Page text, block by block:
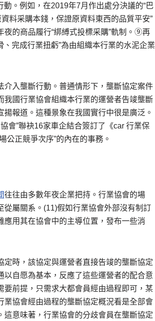
動。例如，在2019年7月作出處分決議的“巴
料采購本錢，保證原資料東西的品質平安”
的商品履行“綁縛式投標采購”軌制。⑨再
完成行業扭虧”為由組織本行業的水泥企業
入壟斷行動。普通情形下，壟斷協定案件
國行業協會組織本行業的運營者告竣壟斷
報道。這種景象在我國實行中很是廣泛。
會”聯袂16家車企結合簽訂了《car 行業保
公正競爭次序”的內在的事務。
往往由多數年夜企業把持。行業協會的場
屬關系。(11)假如行業協會外部沒有制訂
用其在協會中的主導位置，發布一些消
時，該協定與運營者直接告竣的壟斷協定
以自愿為基本，反應了這些運營者的配合意
前提，只需求大都會員經由過程即可，某
協會經由過程的壟斷協定概況看是全部會
意味著，行業協會的分歧會員在壟斷協定